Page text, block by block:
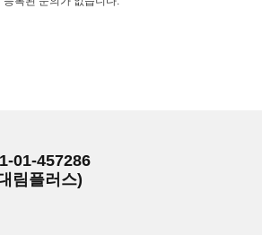
01-457286
림플러스)